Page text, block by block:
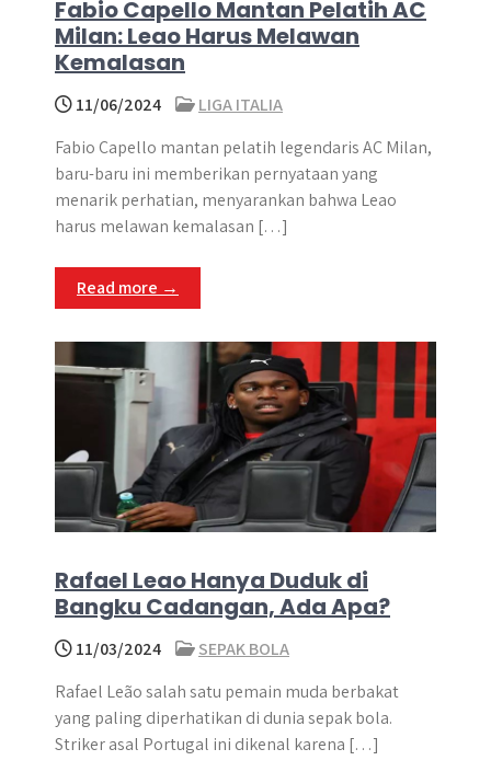
Fabio Capello Mantan Pelatih AC
Milan: Leao Harus Melawan
Kemalasan
11/06/2024
LIGA ITALIA
Fabio Capello mantan pelatih legendaris AC Milan,
baru-baru ini memberikan pernyataan yang
menarik perhatian, menyarankan bahwa Leao
harus melawan kemalasan […]
Read more →
Rafael Leao Hanya Duduk di
Bangku Cadangan, Ada Apa?
11/03/2024
SEPAK BOLA
Rafael Leão salah satu pemain muda berbakat
yang paling diperhatikan di dunia sepak bola.
Striker asal Portugal ini dikenal karena […]